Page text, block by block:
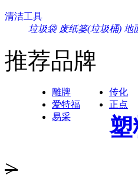
清洁工具
垃圾袋 废纸篓(垃圾桶) 地
推荐品牌
雕牌 传化
爱特福
正点
易采
塑
>